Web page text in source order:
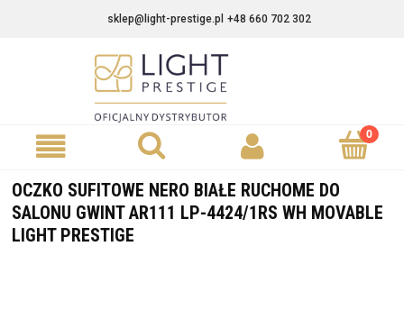
sklep@light-prestige.pl +48 660 702 302
OCZKO SUFITOWE NERO BIAŁE RUCHOME DO
SALONU GWINT AR111 LP-4424/1RS WH MOVABLE
LIGHT PRESTIGE